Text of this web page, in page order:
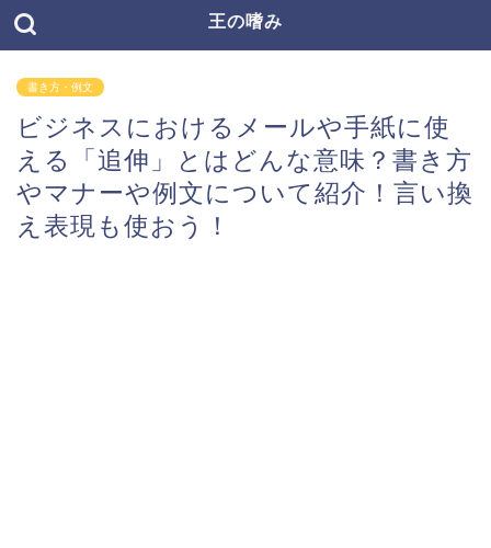
王の嗜み
書き方・例文
ビジネスにおけるメールや手紙に使
える「追伸」とはどんな意味？書き方
やマナーや例文について紹介！言い換
え表現も使おう！